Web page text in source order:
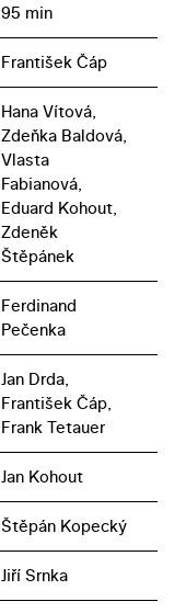
95 min
František Čáp
Hana Vítová,
Zdeňka Baldová,
Vlasta
Fabianová,
Eduard Kohout,
Zdeněk
Štěpánek
Ferdinand
Pečenka
Jan Drda,
František Čáp,
Frank Tetauer
Jan Kohout
Štěpán Kopecký
Jiří Srnka